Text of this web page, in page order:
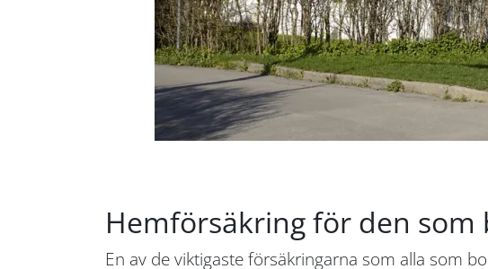
Hemförsäkring för den som
En av de viktigaste försäkringarna som alla som